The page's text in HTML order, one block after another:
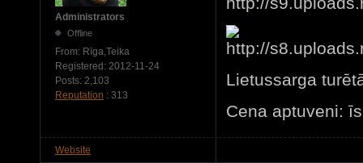
Administrators
Offline
From: Rīga,Teika
Registered: 2012-11-24
Posts: 2,103
Reputation : 313
Lietussarga
Cena aptuveni:
Website